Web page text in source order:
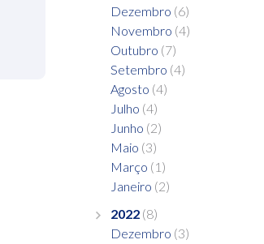
Dezembro (6)
Novembro (4)
Outubro (7)
Setembro (4)
Agosto (4)
Julho (4)
Junho (2)
Maio (3)
Março (1)
Janeiro (2)
2022 (8)
Dezembro (3)